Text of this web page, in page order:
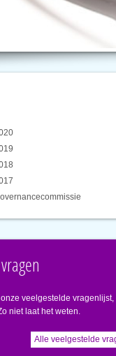
veelgestelde vragenlijst,
niet laat het weten.
Alle veelgestelde